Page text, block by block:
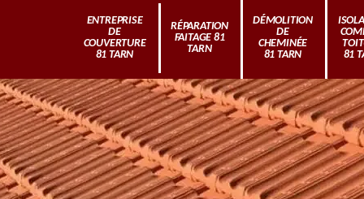
ENTREPRISE
DE
COUVERTURE
81 TARN
RÉPARATION
FAITAGE 81
TARN
DÉMOLITION
DE
CHEMINÉE
81 TARN
81